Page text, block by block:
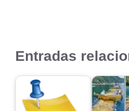
Entradas